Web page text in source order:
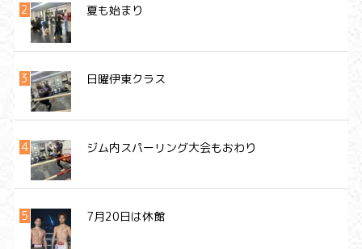
夏も始まり
日曜伊東クラス
ジム内スパーリング大会もおわり
7月20日は休館